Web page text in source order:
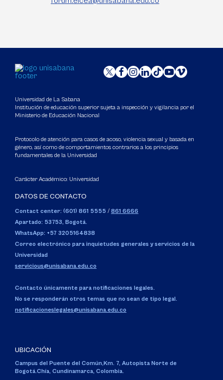
Universidad de La Sabana
Institución de educación superior sujeta a inspección y vigilancia por el
Ministerio de Educación Nacional
Protocolo de atención para casos de acoso, violencia sexual y basada en
género, así como de comportamientos contrarios a los principios
fundamentales de la Universidad
Carácter Académico: Universidad
DATOS DE CONTACTO
Contact center: (601) 861 5555 / 861 6666
Apartado: 53753, Bogotá.
WhatsApp: +57 3205164838
Correo electrónico para inquietudes generales y servicios de la
Universidad
servicious@unisabana.edu.co
Contacto únicamente para notificaciones legales.
No se responderán otros temas que no sean de tipo legal.
notificacioneslegales@unisabana.edu.co
UBICACIÓN
Campus del Puente del Común, Km. 7, Autopista Norte de
Bogotá.Chía, Cundinamarca, Colombia.